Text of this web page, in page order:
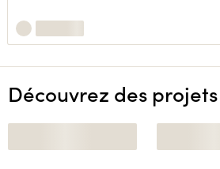
Découvrez des